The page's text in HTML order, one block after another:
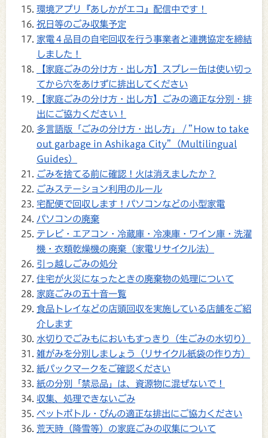
環境アプリ『あしかがエコ』配信中です！
祝日等のごみ収集予定
家電４品目の自宅回収を行う事業者と連携協定を締結
しました！
【家庭ごみの分け方・出し方】スプレー缶は使い切っ
てから穴をあけずに排出してください
【家庭ごみの分け方・出し方】ごみの適正な分別・排
出にご協力ください！
多言語版「ごみの分け方・出し方」 / ”How to take
out garbage in Ashikaga City”（Multilingual
Guides）
ごみを捨てる前に確認！火は消えましたか？
ごみステーション利用のルール
宅配便で回収します！パソコンなどの小型家電
パソコンの廃棄
テレビ・エアコン・冷蔵庫・冷凍庫・ワイン庫・洗濯
機・衣類乾燥機の廃棄（家電リサイクル法）
引っ越しごみの処分
住宅が火災になったときの廃棄物の処理について
家庭ごみの五十音一覧
食品トレイなどの店頭回収を実施している店舗をご紹
介します
水切りでごみもにおいもすっきり（生ごみの水切り）
雑がみを分別しましょう（リサイクル紙袋の作り方）
紙パックマークをご確認ください
紙の分別「禁忌品」は、資源物に混ぜないで！
収集、処理できないごみ
ペットボトル・びんの適正な排出にご協力ください
荒天時（降雪等）の家庭ごみの収集について